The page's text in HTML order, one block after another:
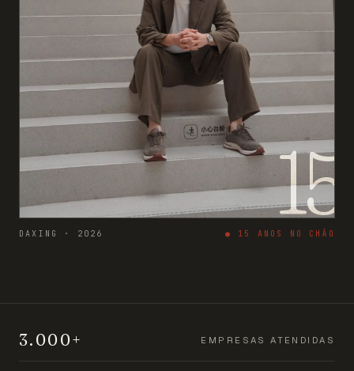
15
DAXING · 2026 ● 15 ANOS NO CHÃO
3.000+ EMPRESAS ATENDIDAS